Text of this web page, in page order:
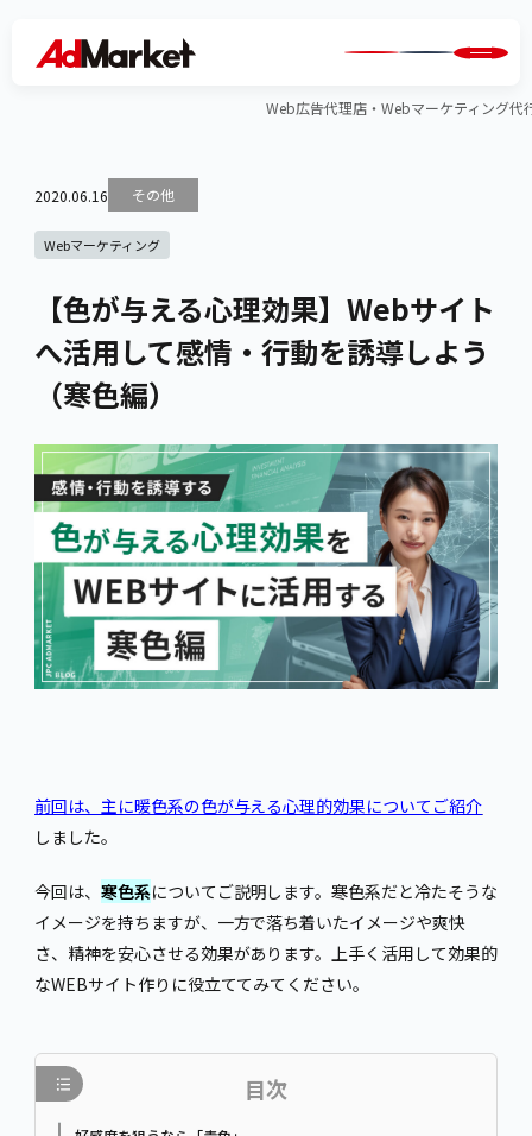
Web広告代理店・Webマーケティング代
2020.06.16 その他
Webマーケティング
【色が与える心理効果】Webサイト
へ活用して感情・行動を誘導しよう
（寒色編）
前回は、主に暖色系の色が与える心理的効果についてご紹介
しました。
今回は、 寒色系についてご説明します。寒色系だと冷たそうな
イメージを持ちますが、一方で落ち着いたイメージや爽快
さ、精神を安心させる効果があります。上手く活用して効果的
なWEBサイト作りに役立ててみてください。
目次